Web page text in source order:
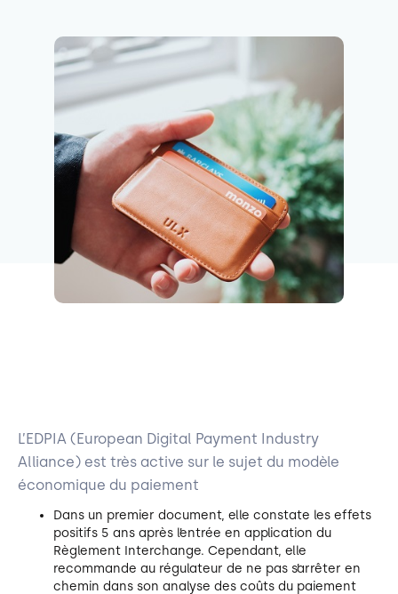
L’EDPIA (European Digital Payment Industry
Alliance) est très active sur le sujet du modèle
économique du paiement
Dans un premier document, elle constate les effets
positifs 5 ans après l’entrée en application du
Règlement Interchange. Cependant, elle
recommande au régulateur de ne pas s’arrêter en
chemin dans son analyse des coûts du paiement